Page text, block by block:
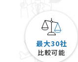
最大30社
比較可能